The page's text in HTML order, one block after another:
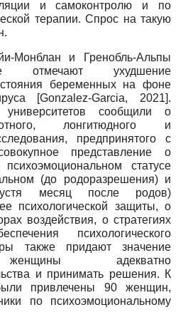
и самоконтролю и по
терапии. Спрос на такую
Монблан и Гренобль-Альпы
отмечают ухудшение
беременных на фоне
[Gonzalez-Garcia, 2021].
сообщили о
лонгитюдного и
предпринятого с
представление о
психоэмоциональном статусе
(до родоразрешения) и
месяц после родов)
психологической защиты, о
воздействия, о стратегиях
психологического
также придают значение
адекватно
и принимать решения. К
привлечены 90 женщин,
по психоэмоциональному